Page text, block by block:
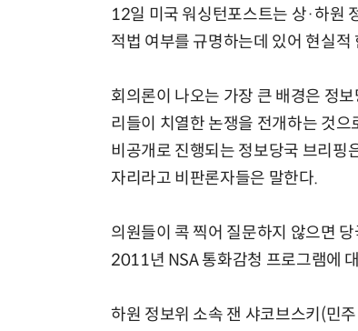
12일 미국 워싱턴포스트는 상·하원
적법 여부를 규명하는데 있어 현실
회의론이 나오는 가장 큰 배경은 정
리들이 치열한 논쟁을 전개하는 것
비공개로 진행되는 정보당국 브리
자리라고 비판론자들은 말한다.
의원들이 콕 찍어 질문하지 않으면
2011년 NSA 통화감청 프로그램에
하원 정보위 소속 잰 샤코브스키(민